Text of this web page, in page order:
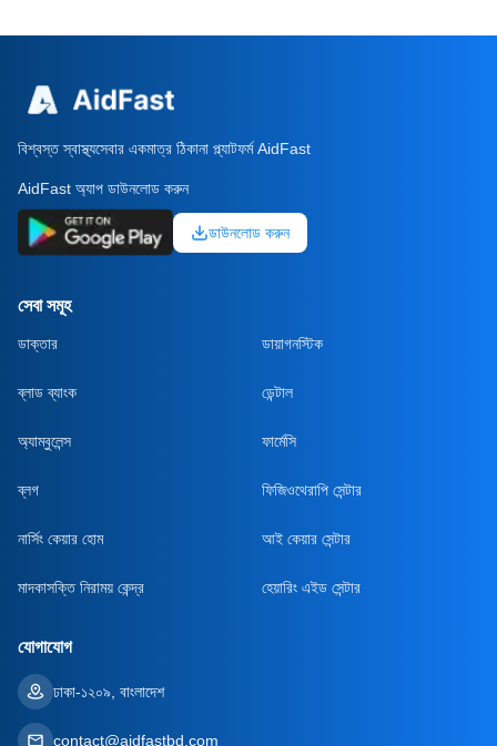
বিশ্বস্ত স্বাস্থ্যসেবার একমাত্র ঠিকানা প্ল্যাটফর্ম AidFast
AidFast অ্যাপ ডাউনলোড করুন
ডাউনলোড করুন
সেবা সমূহ
ডাক্তার ডায়াগনস্টিক
ব্লাড ব্যাংক ডেন্টাল
অ্যাম্বুলেন্স ফার্মেসি
ব্লগ ফিজিওথেরাপি সেন্টার
নার্সিং কেয়ার হোম আই কেয়ার সেন্টার
মাদকাসক্তি নিরাময় কেন্দ্র হেয়ারিং এইড সেন্টার
যোগাযোগ
ঢাকা-১২০৯, বাংলাদেশ
contact@aidfastbd.com